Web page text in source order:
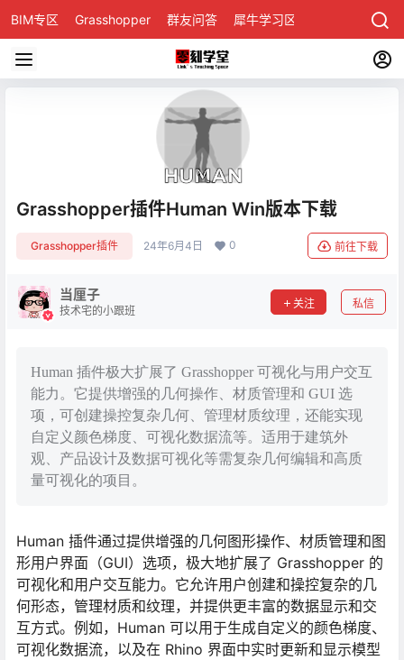
BIM专区 Grasshopper 群友问答 犀牛学习区
Grasshopper插件Human Win版本下载
Grasshopper插件 24年6月4日 0 前往下载
当厘子
技术宅的小跟班
关注 私信
Human 插件极大扩展了 Grasshopper 可视化与用户交互
能力。它提供增强的几何操作、材质管理和 GUI 选
项，可创建操控复杂几何、管理材质纹理，还能实现
自定义颜色梯度、可视化数据流等。适用于建筑外
观、产品设计及数据可视化等需复杂几何编辑和高质
量可视化的项目。
Human 插件通过提供增强的几何图形操作、材质管理和图
形用户界面（GUI）选项，极大地扩展了 Grasshopper 的
可视化和用户交互能力。它允许用户创建和操控复杂的几
何形态，管理材质和纹理，并提供更丰富的数据显示和交
互方式。例如，Human 可以用于生成自定义的颜色梯度、
可视化数据流，以及在 Rhino 界面中实时更新和显示模型